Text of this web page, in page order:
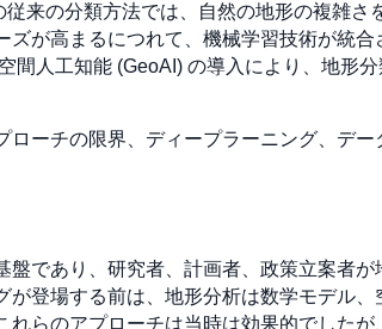
来の分類方法では、自然の地形の複雑さ
が高まるにつれて、機械学習技術が統
間人工知能 (GeoAI) の導入により、地形
ーチの限界、ディープラーニング、デ
であり、研究者、計画者、政策立案者
登場する前は、地形分析は数学モデル
らのアプローチは当時は効果的でしたが